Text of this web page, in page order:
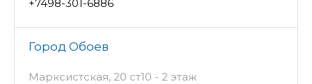
+7498-301-6886
Город Обоев
Марксистская, 20 ст10 - 2 этаж